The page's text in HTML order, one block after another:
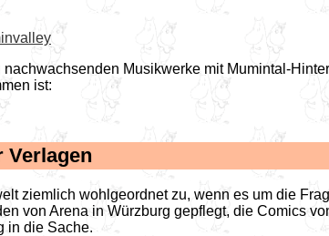
Musikwerke mit Mumintal-
ist:
Verlagen
ziemlich wohlgeordnet zu, wenn es um die
von Arena in Würzburg gepflegt, die Comics
in die Sache.